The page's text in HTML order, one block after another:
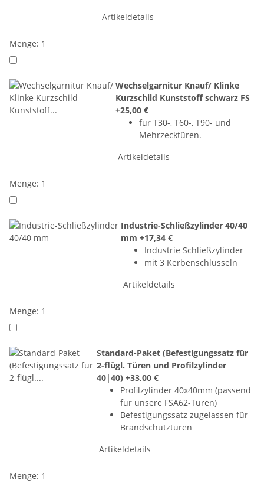
Artikeldetails
Menge: 1
Wechselgarnitur Knauf/ Klinke
Kurzschild Kunststoff schwarz FS
+25,00 €
für T30-, T60-, T90- und
Mehrzecktüren.
Artikeldetails
Menge: 1
Industrie-Schließzylinder 40/40
mm+17,34 €
Industrie Schließzylinder
mit 3 Kerbenschlüsseln
Artikeldetails
Menge: 1
Standard-Paket (Befestigungssatz für
2-flügl. Türen und Profilzylinder
40|40)+33,00 €
Profilzylinder 40x40mm (passend
für unsere FSA62-Türen)
Befestigungssatz zugelassen für
Brandschutztüren
Artikeldetails
Menge: 1